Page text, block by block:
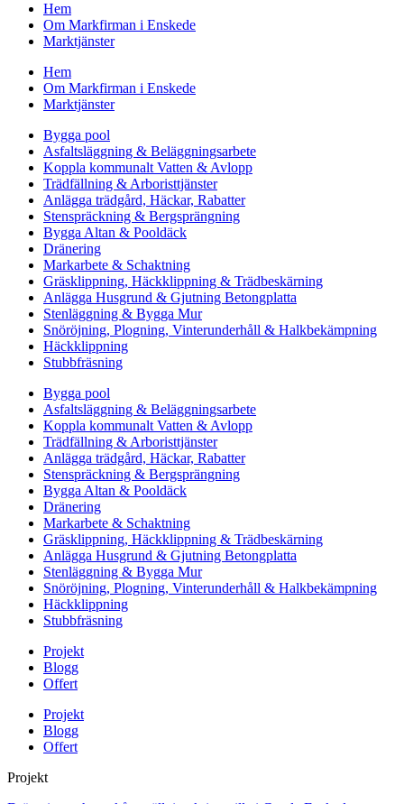
Hem
Om Markfirman i Enskede
Marktjänster
Hem
Om Markfirman i Enskede
Marktjänster
Bygga pool
Asfaltsläggning & Beläggningsarbete
Koppla kommunalt Vatten & Avlopp
Trädfällning & Arboristtjänster
Anlägga trädgård, Häckar, Rabatter
Stenspräckning & Bergsprängning
Bygga Altan & Pooldäck
Dränering
Markarbete & Schaktning
Gräsklippning, Häckklippning & Trädbeskärning
Anlägga Husgrund & Gjutning Betongplatta
Stenläggning & Bygga Mur
Snöröjning, Plogning, Vinterunderhåll & Halkbekämpning
Häckklippning
Stubbfräsning
Bygga pool
Asfaltsläggning & Beläggningsarbete
Koppla kommunalt Vatten & Avlopp
Trädfällning & Arboristtjänster
Anlägga trädgård, Häckar, Rabatter
Stenspräckning & Bergsprängning
Bygga Altan & Pooldäck
Dränering
Markarbete & Schaktning
Gräsklippning, Häckklippning & Trädbeskärning
Anlägga Husgrund & Gjutning Betongplatta
Stenläggning & Bygga Mur
Snöröjning, Plogning, Vinterunderhåll & Halkbekämpning
Häckklippning
Stubbfräsning
Projekt
Blogg
Offert
Projekt
Blogg
Offert
Projekt